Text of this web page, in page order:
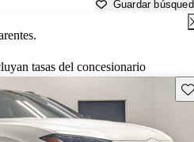
Guardar
tasas del concesionario